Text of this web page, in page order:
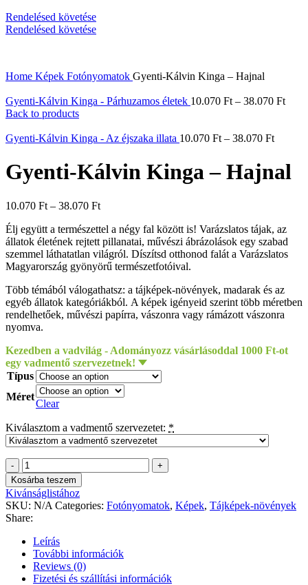
Rendelésed követése
Rendelésed követése
Home Képek Fotónyomatok Gyenti-Kálvin Kinga – Hajnal
Gyenti-Kálvin Kinga - Párhuzamos életek 10.070 Ft – 38.070 Ft
Back to products
Gyenti-Kálvin Kinga - Az éjszaka illata 10.070 Ft – 38.070 Ft
Gyenti-Kálvin Kinga – Hajnal
10.070 Ft – 38.070 Ft
Élj együtt a természettel a négy fal között is! Varázslatos tájak, az
állatok életének rejtett pillanatai, művészi ábrázolások egy szabad
szemmel láthatatlan világról. Díszítsd otthonod falát a Varázslatos
Magyarország gyönyörű természetfotóival.
Több témából válogathatsz: a tájképek-növények, madarak és az
egyéb állatok kategóriákból. A képek igényeid szerint több méretben
rendelhetőek, művészi papírra, vászonra vagy rámázott vászonra
nyomva.
Kezedben a vadvilág - Adományozz vásárlásoddal 1000 Ft-ot
egy vadmentő szervezetnek!
Típus
Méret
Clear
Kiválasztom a vadmentő szervezetet: *
Gyenti-
Kálvin
Kinga
-
Hajnal
quantity
Kosárba teszem
Kivánságlistához
SKU: N/A Categories: Fotónyomatok, Képek, Tájképek-növények
Share:
Leírás
További információk
Reviews (0)
Fizetési és szállítási információk